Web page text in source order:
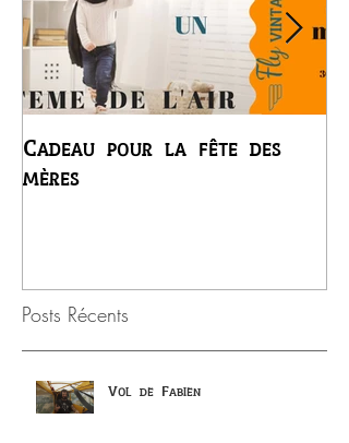
Cadeau pour la fête des
mères
Posts Récents
Vol de Fabien